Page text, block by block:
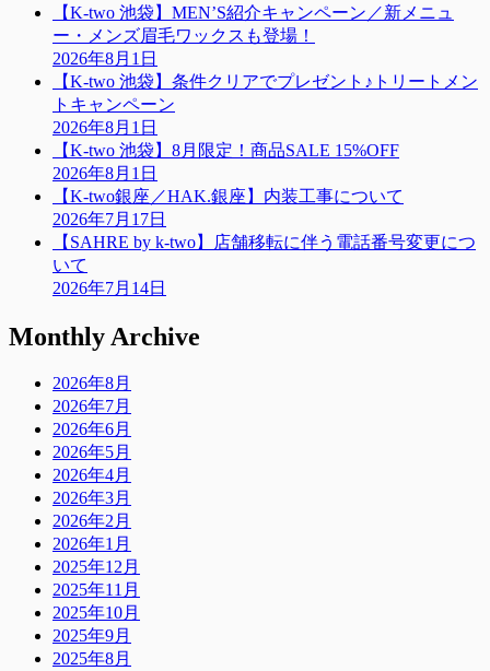
【K-two 池袋】MEN’S紹介キャンペーン／新メニュ
ー・メンズ眉毛ワックスも登場！
2026年8月1日
【K-two 池袋】条件クリアでプレゼント♪トリートメン
トキャンペーン
2026年8月1日
【K-two 池袋】8月限定！商品SALE 15%OFF
2026年8月1日
【K-two銀座／HAK.銀座】内装工事について
2026年7月17日
【SAHRE by k-two】店舗移転に伴う電話番号変更につ
いて
2026年7月14日
Monthly Archive
2026年8月
2026年7月
2026年6月
2026年5月
2026年4月
2026年3月
2026年2月
2026年1月
2025年12月
2025年11月
2025年10月
2025年9月
2025年8月